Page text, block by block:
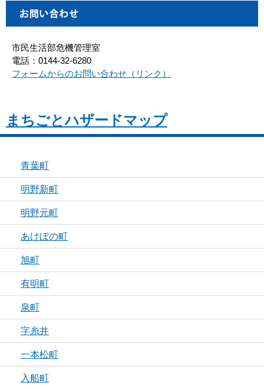
市民生活部危機管理室
電話：0144-32-6280
フォームからのお問い合わせ（リンク）
まちごとハザードマップ
青葉町
明野新町
明野元町
あけぼの町
旭町
有明町
泉町
字糸井
一本松町
入船町